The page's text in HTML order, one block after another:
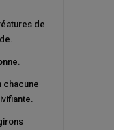
de
chacune